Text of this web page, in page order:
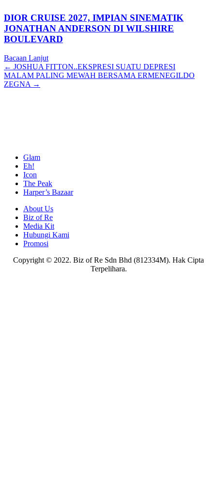
DIOR CRUISE 2027, IMPIAN SINEMATIK
JONATHAN ANDERSON DI WILSHIRE
BOULEVARD
Bacaan Lanjut
Posts
navigation
← JOSHUA FITTON..EKSPRESI SUATU DEPRESI
MALAM PALING MEWAH BERSAMA ERMENEGILDO
ZEGNA →
Glam
Eh!
Icon
The Peak
Harper’s Bazaar
About Us
Biz of Re
Media Kit
Hubungi Kami
Promosi
Copyright © 2022. Biz of Re Sdn Bhd (812334M). Hak Cipta
Terpelihara.